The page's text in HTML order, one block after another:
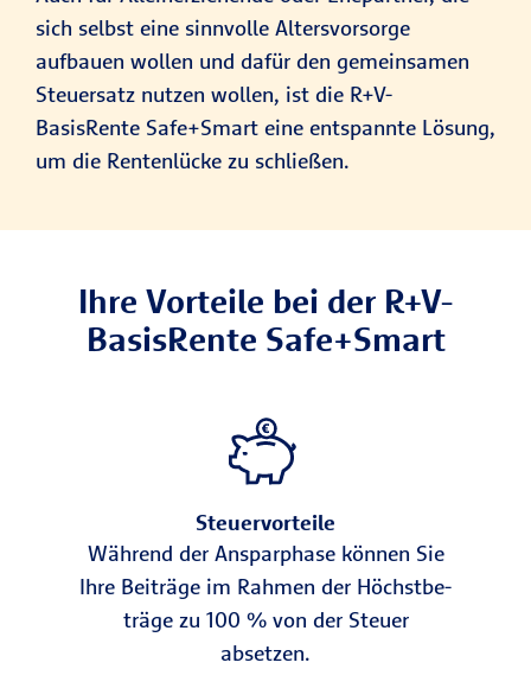
sich selbst eine sinnvolle Altersvorsorge
aufbauen wollen und dafür den gemeinsamen
Steuersatz nutzen wollen, ist die R+V-
BasisRente Safe+Smart eine entspannte Lösung,
um die Rentenlücke zu schließen.
Ihre Vorteile bei der R+V-
BasisRente Safe+Smart
Steuervorteile
Während der Anspar­phase können Sie
Ihre Beiträge im Rah­men der Höchst­be­
trä­ge zu 100 % von der Steuer
absetzen.